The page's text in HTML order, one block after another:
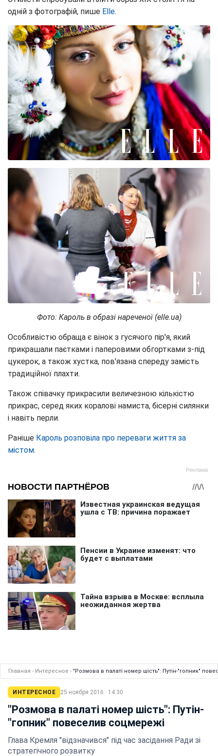
одній з фотографій, пише Elle.
Фото: Кароль в образі нареченої (elle.ua)
Особливістю обраща є вінок з гусячого пір'я, який
прикрашали паєтками і паперовими обгортками з-під
цукерок, а також хустка, пов'язана спереду замість
традиційної плахти.
Також співачку прикрасили величезною кількістю
прикрас, серед яких коралові намиста, бісерні силянки
і навіть перли.
Раніше Кароль розповіла про переваги життя за
містом.
Главная › Интересное › "Розмова в палаті номер шість": Путін-"гопник"
ИНТЕРЕСНОЕ 25 ноября 2016 · 14:30
"Розмова в палаті номер шість": Путін-
"гопник" повеселив соцмережі
Глава Кремля "відзначився" під час засідання Ради зі
стратегічного розвитку